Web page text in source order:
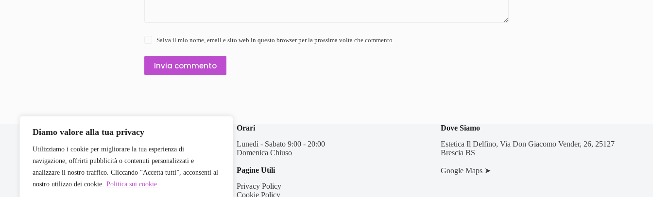
Diamo valore alla tua privacy
Utilizziamo i cookie per migliorare la tua esperienza di
navigazione, offrirti pubblicità o contenuti personalizzati e
analizzare il nostro traffico. Cliccando “Accetta tutti”, acconsenti al
nostro utilizzo dei cookie. Politica sui cookie
Salva il mio nome, email e sito web in questo browser per la prossima volta che commento.
Invia commento
Home
Contatti
Orari
Lunedì - Sabato 9:00 - 20:00
Domenica Chiuso
Pagine Utili
Privacy Policy
Cookie Policy
Dove Siamo
Estetica Il Delfino, Via Don Giacomo Vender, 26, 25127
Brescia BS
Google Maps ➤